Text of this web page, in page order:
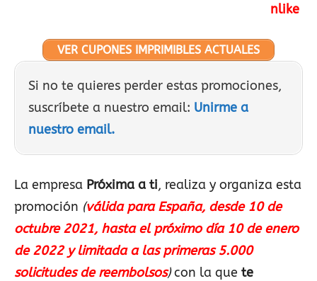
nlike
VER CUPONES IMPRIMIBLES ACTUALES
Si no te quieres perder estas promociones,
suscríbete a nuestro email: Unirme a
nuestro email.
La empresa Próxima a ti, realiza y organiza esta
promoción (válida para España, desde 10 de
octubre 2021, hasta el próximo día 10 de enero
de 2022 y limitada a las primeras 5.000
solicitudes de reembolsos)con la que te